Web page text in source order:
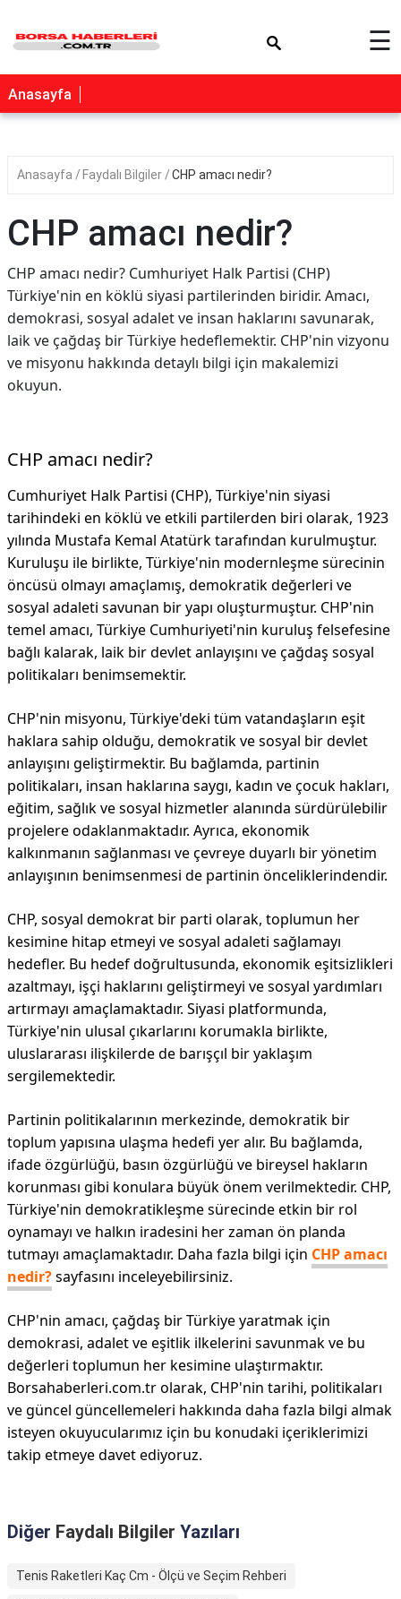
☰
Anasayfa
Anasayfa Faydalı Bilgiler CHP amacı nedir?
CHP amacı nedir?
CHP amacı nedir? Cumhuriyet Halk Partisi (CHP)
Türkiye'nin en köklü siyasi partilerinden biridir. Amacı,
demokrasi, sosyal adalet ve insan haklarını savunarak,
laik ve çağdaş bir Türkiye hedeflemektir. CHP'nin vizyonu
ve misyonu hakkında detaylı bilgi için makalemizi
okuyun.
CHP amacı nedir?
Cumhuriyet Halk Partisi (CHP), Türkiye'nin siyasi
tarihindeki en köklü ve etkili partilerden biri olarak, 1923
yılında Mustafa Kemal Atatürk tarafından kurulmuştur.
Kuruluşu ile birlikte, Türkiye'nin modernleşme sürecinin
öncüsü olmayı amaçlamış, demokratik değerleri ve
sosyal adaleti savunan bir yapı oluşturmuştur. CHP'nin
temel amacı, Türkiye Cumhuriyeti'nin kuruluş felsefesine
bağlı kalarak, laik bir devlet anlayışını ve çağdaş sosyal
politikaları benimsemektir.
CHP'nin misyonu, Türkiye'deki tüm vatandaşların eşit
haklara sahip olduğu, demokratik ve sosyal bir devlet
anlayışını geliştirmektir. Bu bağlamda, partinin
politikaları, insan haklarına saygı, kadın ve çocuk hakları,
eğitim, sağlık ve sosyal hizmetler alanında sürdürülebilir
projelere odaklanmaktadır. Ayrıca, ekonomik
kalkınmanın sağlanması ve çevreye duyarlı bir yönetim
anlayışının benimsenmesi de partinin önceliklerindendir.
CHP, sosyal demokrat bir parti olarak, toplumun her
kesimine hitap etmeyi ve sosyal adaleti sağlamayı
hedefler. Bu hedef doğrultusunda, ekonomik eşitsizlikleri
azaltmayı, işçi haklarını geliştirmeyi ve sosyal yardımları
artırmayı amaçlamaktadır. Siyasi platformunda,
Türkiye'nin ulusal çıkarlarını korumakla birlikte,
uluslararası ilişkilerde de barışçıl bir yaklaşım
sergilemektedir.
Partinin politikalarının merkezinde, demokratik bir
toplum yapısına ulaşma hedefi yer alır. Bu bağlamda,
ifade özgürlüğü, basın özgürlüğü ve bireysel hakların
korunması gibi konulara büyük önem verilmektedir. CHP,
Türkiye'nin demokratikleşme sürecinde etkin bir rol
oynamayı ve halkın iradesini her zaman ön planda
tutmayı amaçlamaktadır. Daha fazla bilgi için CHP amacı
nedir?sayfasını inceleyebilirsiniz.
CHP'nin amacı, çağdaş bir Türkiye yaratmak için
demokrasi, adalet ve eşitlik ilkelerini savunmak ve bu
değerleri toplumun her kesimine ulaştırmaktır.
Borsahaberleri.com.tr olarak, CHP'nin tarihi, politikaları
ve güncel güncellemeleri hakkında daha fazla bilgi almak
isteyen okuyucularımız için bu konudaki içeriklerimizi
takip etmeye davet ediyoruz.
Diğer Faydalı Bilgiler Yazıları
Tenis Raketleri Kaç Cm - Ölçü ve Seçim Rehberi